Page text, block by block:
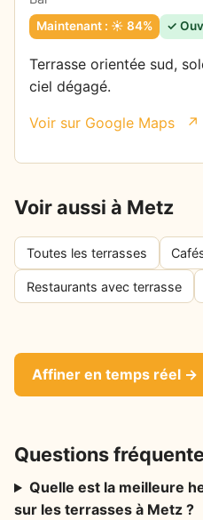
Maintenant : ☀️ 84% ✓
Terrasse orientée sud,
ciel dégagé.
Voir sur Google Maps ↗
Voir aussi à Metz
Toutes les terrasses
Restaurants avec terrasse
Affiner en temps réel →
Questions
Quelle est la meilleure
sur les terrasses à Metz ?